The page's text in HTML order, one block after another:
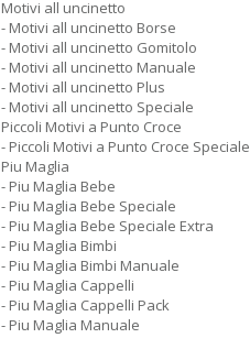
Motivi all uncinetto
- Motivi all uncinetto Borse
- Motivi all uncinetto Gomitolo
- Motivi all uncinetto Manuale
- Motivi all uncinetto Plus
- Motivi all uncinetto Speciale
Piccoli Motivi a Punto Croce
- Piccoli Motivi a Punto Croce Speciale
Piu Maglia
- Piu Maglia Bebe
- Piu Maglia Bebe Speciale
- Piu Maglia Bebe Speciale Extra
- Piu Maglia Bimbi
- Piu Maglia Bimbi Manuale
- Piu Maglia Cappelli
- Piu Maglia Cappelli Pack
- Piu Maglia Manuale